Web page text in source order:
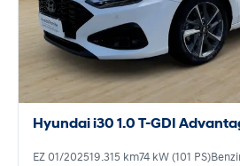
Hyundai i30 1.0 T-GDI
EZ 01/202519.315 km74 kW (101 PS)